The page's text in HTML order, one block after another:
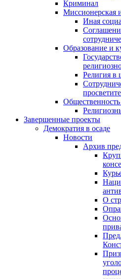
Криминал
Миссионерская
Иная
Образование и
Религия в
Завершенные проекты
Демократия в осаде
Новости
Архив
О